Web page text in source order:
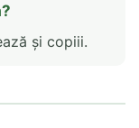
și copiii.